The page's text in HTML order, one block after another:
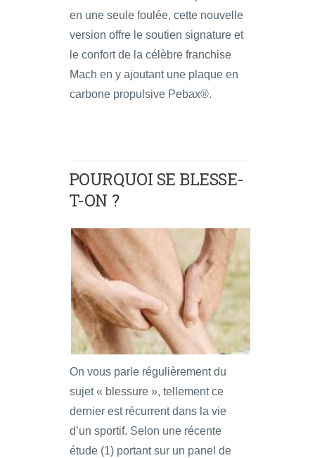
en une seule foulée, cette nouvelle
version offre le soutien signature et
le confort de la célèbre franchise
Mach en y ajoutant une plaque en
carbone propulsive Pebax®.
POURQUOI SE BLESSE-
T-ON ?
On vous parle régulièrement du
sujet « blessure », tellement ce
dernier est récurrent dans la vie
d’un sportif. Selon une récente
étude (1) portant sur un panel de